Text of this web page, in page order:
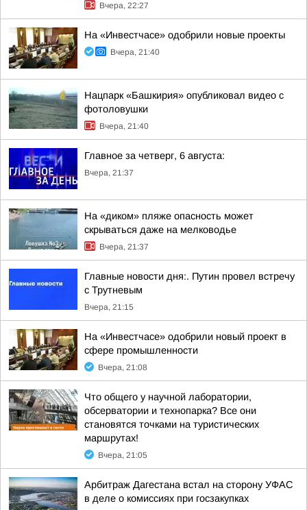
Вчера, 22:27
На «Инвестчасе» одобрили новые проекты
Вчера, 21:40
Нацпарк «Башкирия» опубликовал видео с
фотоловушки
Вчера, 21:40
Главное за четверг, 6 августа:
Вчера, 21:37
На «диком» пляже опасность может
скрываться даже на мелководье
Вчера, 21:37
Главные новости дня:. Путин провел встречу
с Трутневым
Вчера, 21:15
На «Инвестчасе» одобрили новый проект в
сфере промышленности
Вчера, 21:08
Что общего у научной лаборатории,
обсерватории и технопарка? Все они
становятся точками на туристических
маршрутах!
Вчера, 21:05
Арбитраж Дагестана встал на сторону УФАС
в деле о комиссиях при госзакупках